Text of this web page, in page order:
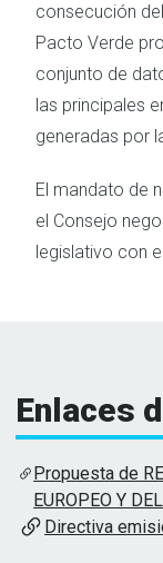
consecución
Pacto Verde
conjunto de
las principales
generadas por
El mandato de
el Consejo
legislativo con
Enlaces
Propuesta de
EUROPEO Y
Directiva